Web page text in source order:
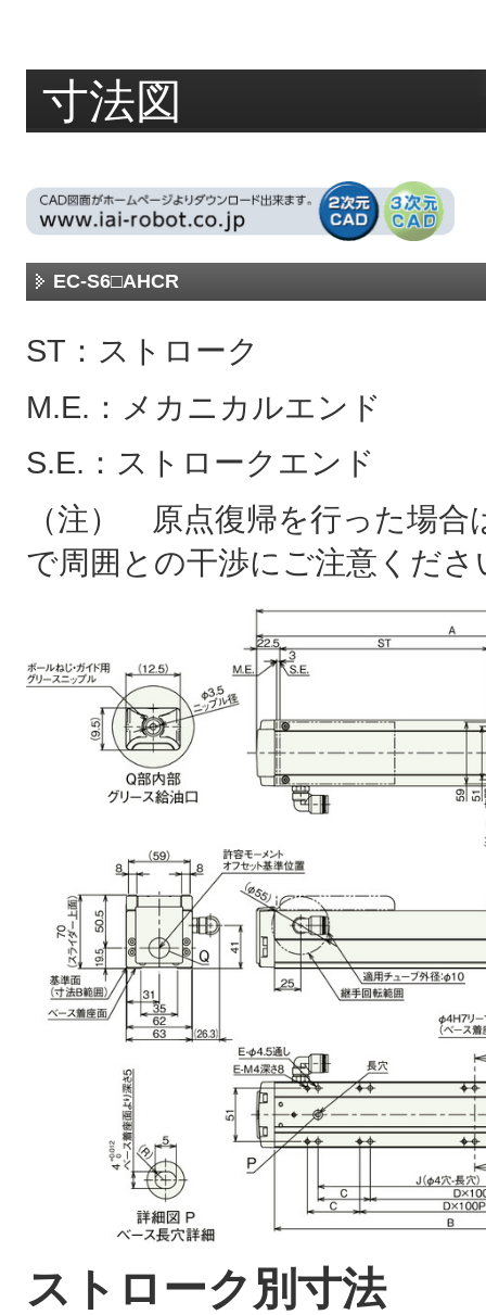
寸法図
EC-S6□AHCR
ST：ストローク
M.E.：メカニカルエンド
S.E.：ストロークエンド
（注） 原点復帰を行った場
で周囲との干渉にご注意くださ
ストローク別寸法